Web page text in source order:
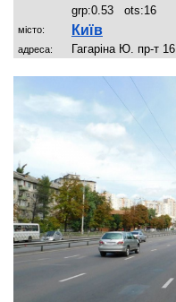
grp:0.53 ots:16
місто: Київ
адреса: Гагаріна Ю. пр-т 16